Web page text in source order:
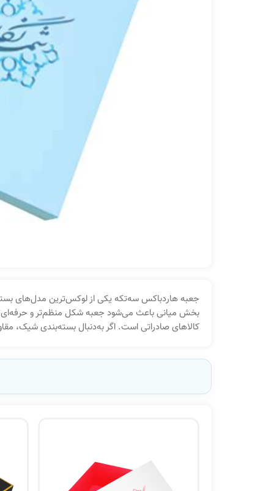
جعبه هاردباکس سه‌تکه یکی از لوکس‌ترین مدل‌های
بخش میانی باعث می‌شود جعبه شکل منظم‌تر و
کالاهای صادراتی است. اگر به‌دنبال بسته‌بندی شیک،